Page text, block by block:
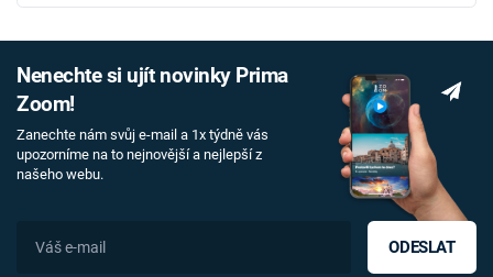
Nenechte si ujít novinky Prima
Zoom!
Zanechte nám svůj e-mail a 1x týdně vás
upozorníme na to nejnovější a nejlepší z
našeho webu.
ODESLAT